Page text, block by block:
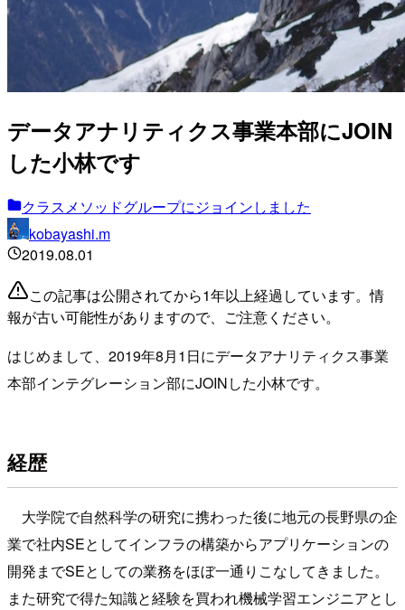
データアナリティクス事業本部にJOIN
した小林です
クラスメソッドグループにジョインしました
kobayashi.m
2019.08.01
この記事は公開されてから1年以上経過しています。情
報が古い可能性がありますので、ご注意ください。
はじめまして、2019年8月1日にデータアナリティクス事業
本部インテグレーション部にJOINした小林です。
経歴
大学院で自然科学の研究に携わった後に地元の長野県の企
業で社内SEとしてインフラの構築からアプリケーションの
開発までSEとしての業務をほぼ一通りこなしてきました。
また研究で得た知識と経験を買われ機械学習エンジニアとし